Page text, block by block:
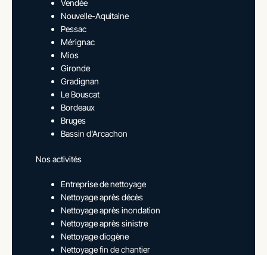
Vendée
Nouvelle-Aquitaine
Pessac
Mérignac
Mios
Gironde
Gradignan
Le Bouscat
Bordeaux
Bruges
Bassin d'Arcachon
Nos activités
Entreprise de nettoyage
Nettoyage après décès
Nettoyage après inondation
Nettoyage après sinistre
Nettoyage diogène
Nettoyage fin de chantier